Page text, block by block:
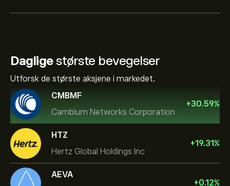
Dagligestørste bevegelser
Utforsk de største aksjene i markedet.
CMBMF
Cambium Networks Corporation
+30.59%
HTZ
Hertz Global Holdings Inc
+19.31%
AEVA
+0.12%